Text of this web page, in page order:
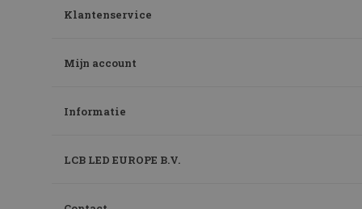
Klantenservice
Mijn account
Informatie
LCB LED EUROPE B.V.